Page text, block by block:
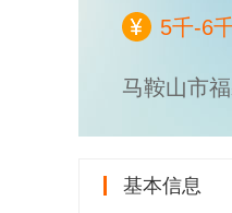
5千-6
马鞍山市
基本信息